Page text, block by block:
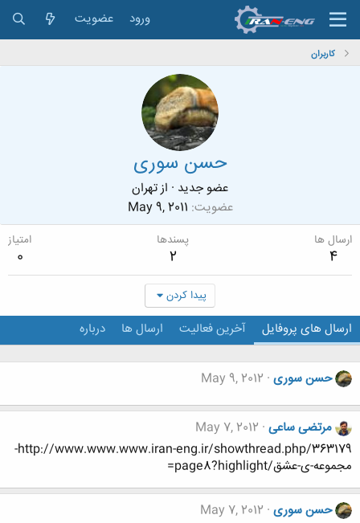
ورود عضویت
کاربران
حسن سوری
عضو جدید · ازتهران
عضویت May 9, 2011
ارسال ها
4
پسندها
2
امتیاز
0
پیدا کردن
ارسال های پروفایل آخرین فعالیت ارسال ها درباره
حسن سوری May 9, 2012
مرتضی ساعی May 7, 2012
http://www.www.www.iran-eng.ir/showthread.php/363179-
مجموعه-ی-عشق/page8?highlight=
حسن سوری May 7, 2012